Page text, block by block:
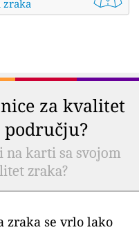
zraka
za kvalitet
području?
na karti sa svojom
zraka?
zraka se vrlo lako